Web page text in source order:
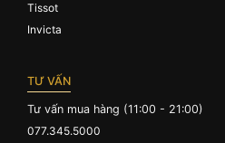
Tissot
Invicta
TƯ VẤN
Tư vấn mua hàng (11:00 - 21:00)
077.345.5000